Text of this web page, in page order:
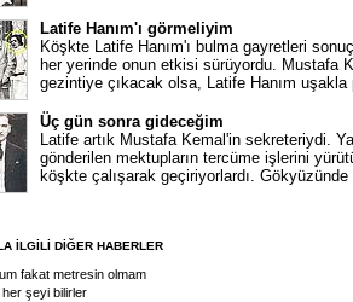
Latife Hanım'ı görmeliyim
Köşkte Latife Hanım'ı bulma gayretleri
her yerinde onun etkisi sürüyordu. Mustafa
gezintiye çıkacak olsa, Latife Hanım uşakla
Üç gün sonra gideceğim
Latife artık Mustafa Kemal'in sekreteriydi.
gönderilen mektupların tercüme işlerini
köşkte çalışarak geçiriyorlardı.
İLGİLİ DİĞER HABERLER
fakat metresin olmam
şeyi bilirler